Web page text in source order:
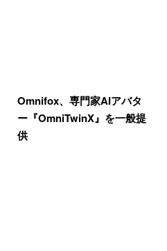
Omnifox、専門家AIアバタ
ー『OmniTwinX』を一般提
供